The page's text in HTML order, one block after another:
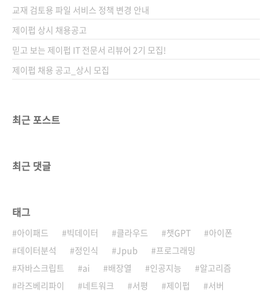
교재 검토용 파일 서비스 정책 변경 안내
제이펍 상시 채용공고
믿고 보는 제이펍 IT 전문서 리뷰어 2기 모집!
제이펍 채용 공고_상시 모집
최근 포스트
최근 댓글
태그
아이패드 빅데이터 클라우드 챗GPT
아이폰
데이터분석
정인식 Jpub
프로그래밍
자바스크립트
ai 배장열 인공지능
알고리즘
라즈베리파이
네트워크 서평 제이펍
서버